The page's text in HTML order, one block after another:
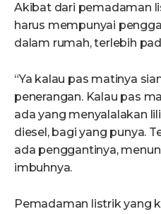
Akibat dari pemadaman
harus mempunyai
dalam rumah, terlebih
“Ya kalau pas matinya
penerangan. Kalau pas
ada yang menyalalakan
diesel, bagi yang punya.
ada penggantinya,
imbuhnya.
Pemadaman listrik yang